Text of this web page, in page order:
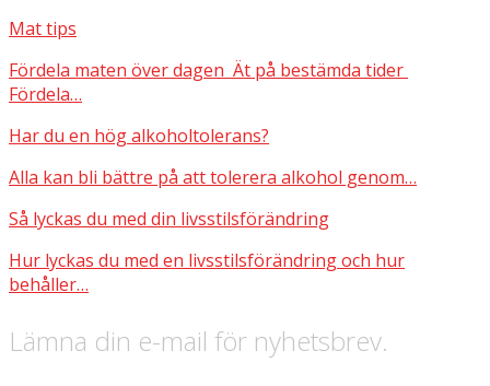
Mat tips
Fördela maten över dagen Ät på bestämda tider
Fördela…
Har du en hög alkoholtolerans?
Alla kan bli bättre på att tolerera alkohol genom…
Så lyckas du med din livsstilsförändring
Hur lyckas du med en livsstilsförändring och hur
behåller…
Lämna din e-mail för nyhetsbrev.